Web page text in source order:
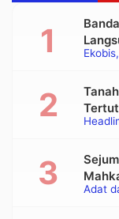
Ekobis
Adat
Alat